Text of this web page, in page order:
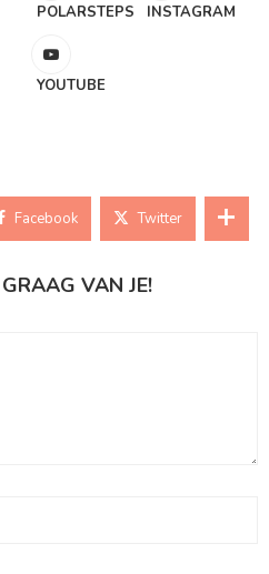
POLARSTEPS INSTAGRAM
YOUTUBE
Facebook Twitter
VAN JE!